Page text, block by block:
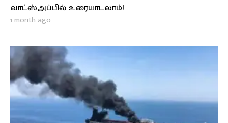
வாட்ஸ்அப்பில் உரையாடலாம்!
1 month ago